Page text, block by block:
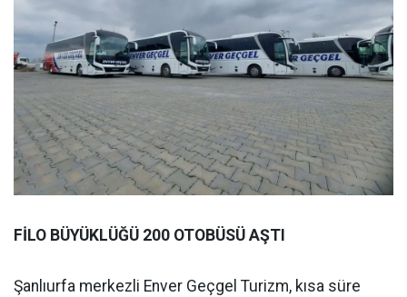
FİLO BÜYÜKLÜĞÜ 200 OTOBÜSÜ AŞTI
Şanlıurfa merkezli Enver Geçgel Turizm, kısa süre